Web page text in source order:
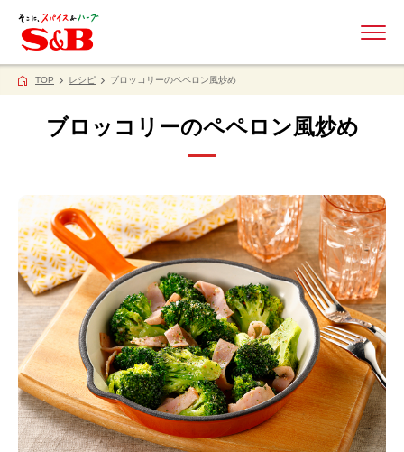
TOP レシピ ブロッコリーのペペロン風炒め
ブロッコリーのペペロン風炒め